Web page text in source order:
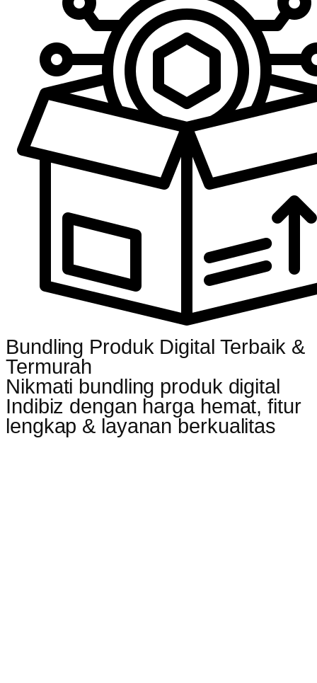
Bundling Produk Digital Terbaik &
Termurah
Nikmati bundling produk digital
Indibiz dengan harga hemat, fitur
lengkap & layanan berkualitas